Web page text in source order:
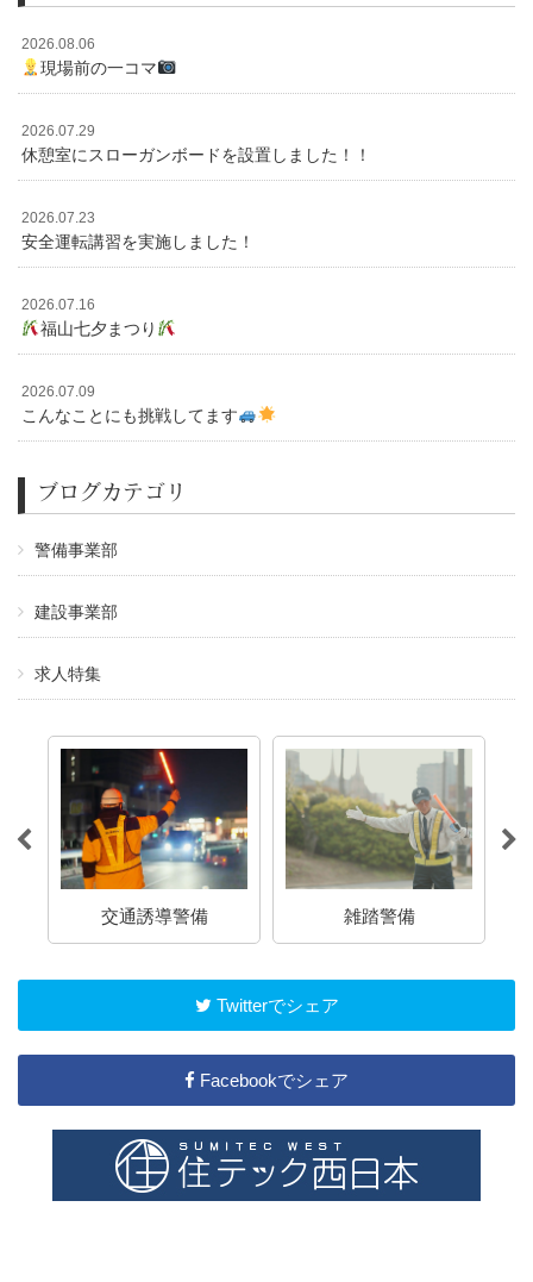
2026.08.06
現場前の一コマ
2026.07.29
休憩室にスローガンボードを設置しました！！
2026.07.23
安全運転講習を実施しました！
2026.07.16
福山七夕まつり
2026.07.09
こんなことにも挑戦してます
ブログカテゴリ
警備事業部
建設事業部
求人特集
交通誘導警備 雑踏警備
Twitterでシェア
Facebookでシェア